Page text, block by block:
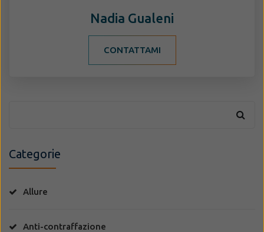
Nadia Gualeni
CONTATTAMI
Categorie
Allure
Anti-contraffazione